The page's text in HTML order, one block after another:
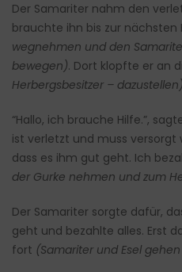
Der Samariter nahm den
brauchte ihn bis zur nächsten
wegnehmen und den
bewegen). Dort klopfte er an
Herbergsbesitzer – dazustellen)
“Hallo, ich brauche Hilfe.”,
ist verletzt und muss versorgt
dass es ihm gut geht. Ich
der Gurke nehmen und zum
Der Samariter sorgte dafür,
geht und bezahlte alles. Erst
fort (Samariter und Esel